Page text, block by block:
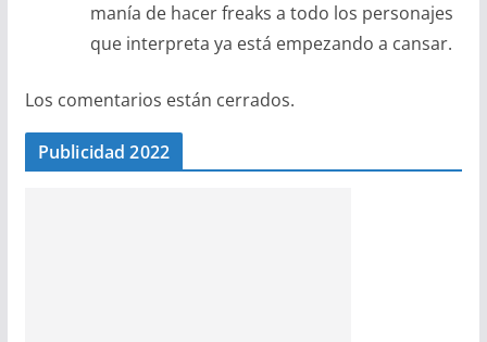
manía de hacer freaks a todo los personajes
que interpreta ya está empezando a cansar.
Los comentarios están cerrados.
Publicidad 2022